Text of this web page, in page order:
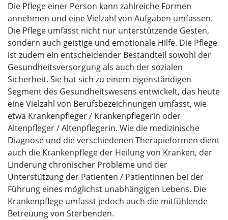
Die Pflege einer Person kann zahlreiche Formen
annehmen und eine Vielzahl von Aufgaben umfassen.
Die Pflege umfasst nicht nur unterstützende Gesten,
sondern auch geistige und emotionale Hilfe. Die Pflege
ist zudem ein entscheidender Bestandteil sowohl der
Gesundheitsversorgung als auch der sozialen
Sicherheit. Sie hat sich zu einem eigenständigen
Segment des Gesundheitswesens entwickelt, das heute
eine Vielzahl von Berufsbezeichnungen umfasst, wie
etwa Krankenpfleger / Krankenpflegerin oder
Altenpfleger / Altenpflegerin. Wie die medizinische
Diagnose und die verschiedenen Therapieformen dient
auch die Krankenpflege der Heilung von Kranken, der
Linderung chronischer Probleme und der
Unterstützung der Patienten / Patientinnen bei der
Führung eines möglichst unabhängigen Lebens. Die
Krankenpflege umfasst jedoch auch die mitfühlende
Betreuung von Sterbenden.